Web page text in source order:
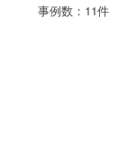
事例数：11件